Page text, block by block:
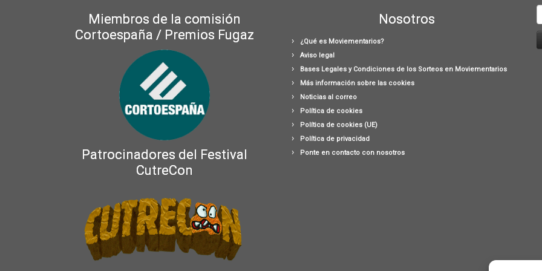
Miembros de la comisión
Cortoespaña / Premios Fugaz
Patrocinadores del Festival
CutreCon
Nosotros
¿Qué es Moviementarios?
Aviso legal
Bases Legales y Condiciones de los Sorteos en Moviementarios
Más información sobre las cookies
Noticias al correo
Política de cookies
Política de cookies (UE)
Política de privacidad
Ponte en contacto con nosotros